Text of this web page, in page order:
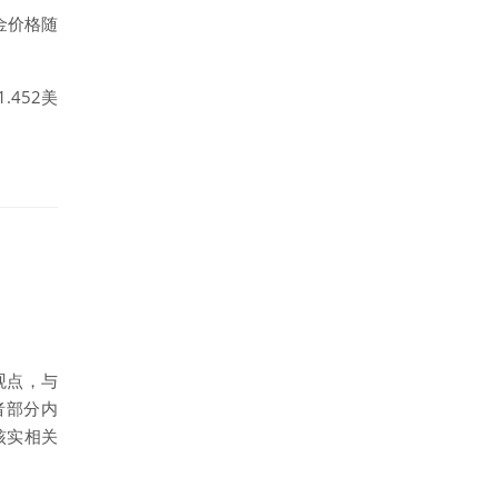
价格随
美
点，与
部分内
实相关